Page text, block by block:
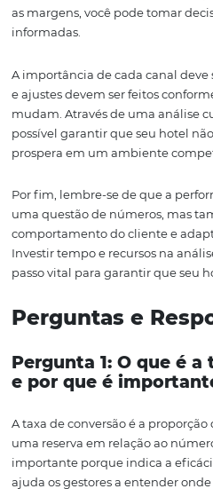
informadas que maximizem
a reavaliação de parcerias
canais de distribuição.
Por exemplo, se você
gerando uma taxa de
digital para seu site. Além
melhorar a experiência do
processo de reserva mais
Se certos canais não estão
Lembre-se de que cada
responsabilidade otimizar
Finalmente, a análise de
ser um processo contínuo.
o que funciona hoje pode